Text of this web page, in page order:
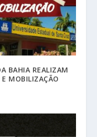
BAHIA REALIZAM
MOBILIZAÇÃO